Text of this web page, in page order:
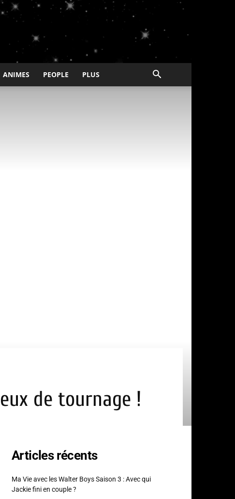
ANIMES PEOPLE PLUS
de tournage !
Articles récents
Ma Vie avec les Walter Boys Saison 3 : Avec qui
Jackie fini en couple ?